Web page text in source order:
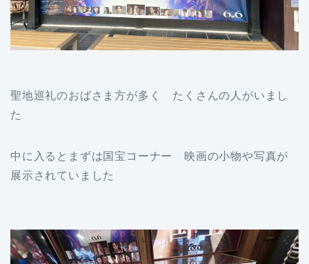
聖地巡礼のおばさま方が多く たくさんの人がいまし
た
中に入るとまずは国宝コーナー 映画の小物や写真が
展示されていました